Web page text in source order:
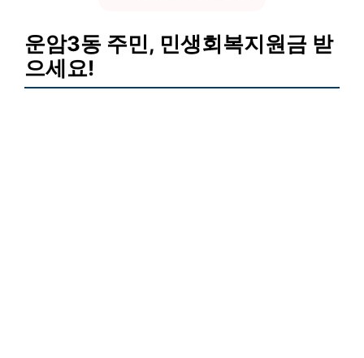
운암3동 주민, 민생회복지원금 받
으세요!